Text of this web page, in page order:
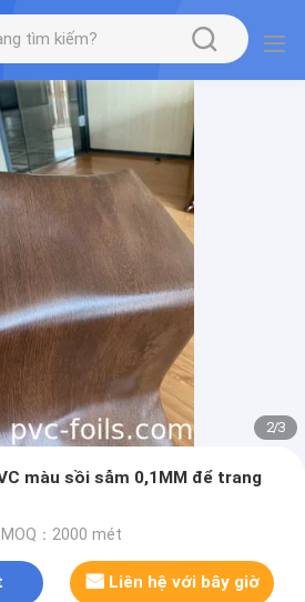
2/3
màu sồi sẫm 0,1MM để trang
MOQ：2000 mét
Liên hệ với bây giờ